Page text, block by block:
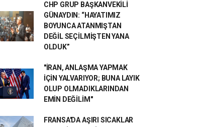
CHP GRUP BAŞKANVEKİLİ
GÜNAYDIN: “HAYATIMIZ
BOYUNCA ATANMIŞTAN
DEĞİL SEÇİLMİŞTEN YANA
OLDUK”
"İRAN, ANLAŞMA YAPMAK
İÇİN YALVARIYOR; BUNA LAYIK
OLUP OLMADIKLARINDAN
EMİN DEĞİLİM"
FRANSA'DA AŞIRI SICAKLAR